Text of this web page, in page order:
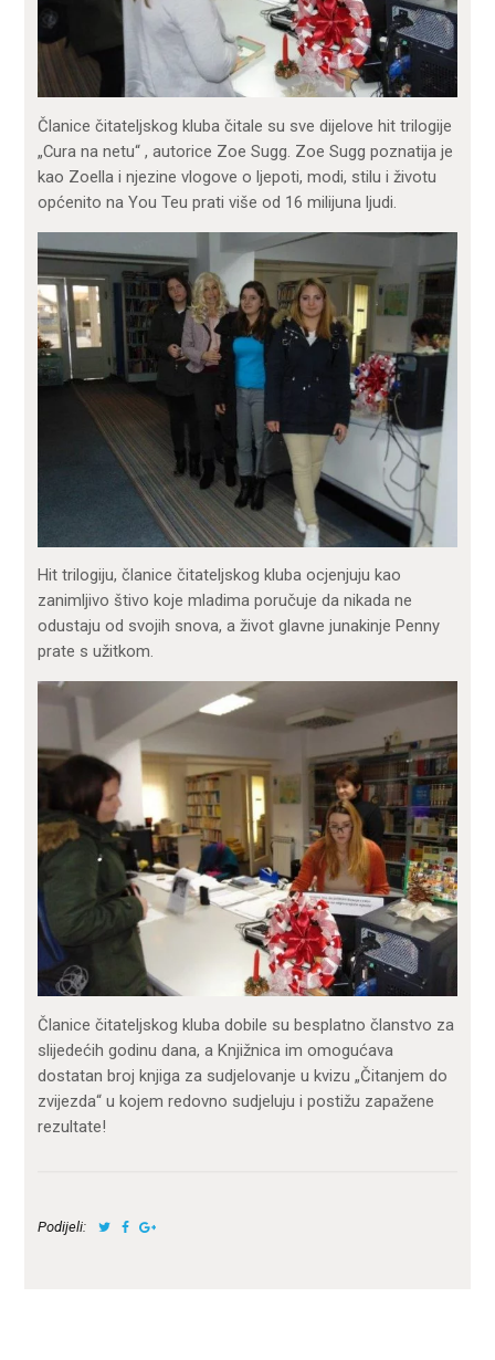
Članice čitateljskog kluba čitale su sve dijelove hit trilogije
„Cura na netu“ , autorice Zoe Sugg. Zoe Sugg poznatija je
kao Zoella i njezine vlogove o ljepoti, modi, stilu i životu
općenito na You Teu prati više od 16 milijuna ljudi.
Hit trilogiju, članice čitateljskog kluba ocjenjuju kao
zanimljivo štivo koje mladima poručuje da nikada ne
odustaju od svojih snova, a život glavne junakinje Penny
prate s užitkom.
Članice čitateljskog kluba dobile su besplatno članstvo za
slijedećih godinu dana, a Knjižnica im omogućava
dostatan broj knjiga za sudjelovanje u kvizu „Čitanjem do
zvijezda“ u kojem redovno sudjeluju i postižu zapažene
rezultate!
Podijeli: